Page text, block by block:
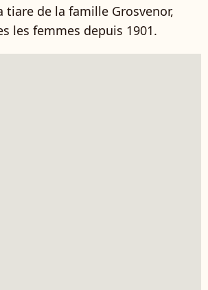
tiare de la famille Grosvenor,
les femmes depuis 1901.